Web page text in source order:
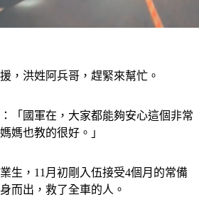
，洪姓阿兵哥，趕緊來幫忙。
「國軍在，大家都能夠安心這個非常
媽也教的很好。」
生，11月初剛入伍接受4個月的常備
而出，救了全車的人。